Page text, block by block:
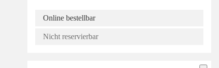
Online bestellbar
Nicht reservierbar